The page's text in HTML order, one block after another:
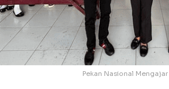
Pekan Nasional